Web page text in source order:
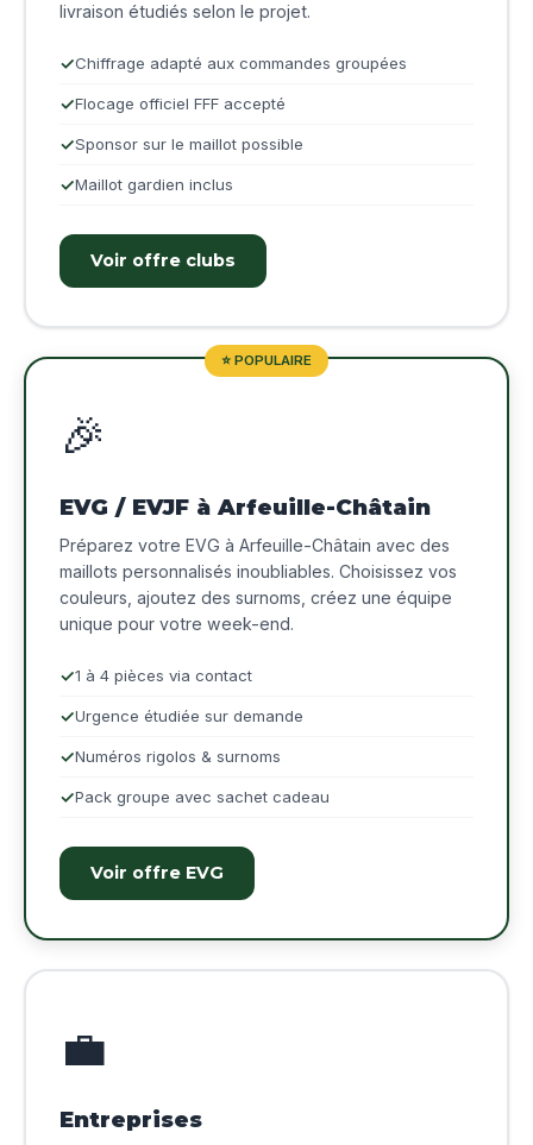
livraison étudiés selon le projet.
Chiffrage adapté aux commandes groupées
Flocage officiel FFF accepté
Sponsor sur le maillot possible
Maillot gardien inclus
Voir offre clubs
⭐ POPULAIRE
🎉
EVG / EVJF à Arfeuille-Châtain
Préparez votre EVG à Arfeuille-Châtain avec des
maillots personnalisés inoubliables. Choisissez vos
couleurs, ajoutez des surnoms, créez une équipe
unique pour votre week-end.
1 à 4 pièces via contact
Urgence étudiée sur demande
Numéros rigolos & surnoms
Pack groupe avec sachet cadeau
Voir offre EVG
💼
Entreprises